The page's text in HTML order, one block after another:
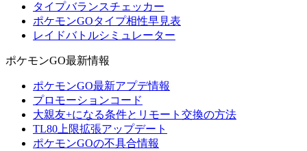
タイプバランスチェッカー
ポケモンGOタイプ相性早見表
レイドバトルシミュレーター
ポケモンGO最新情報
ポケモンGO最新アプデ情報
プロモーションコード
大親友+になる条件とリモート交換の方法
TL80上限拡張アップデート
ポケモンGOの不具合情報